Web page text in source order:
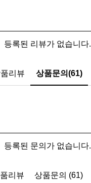
등록된 리뷰가 없습니다.
리뷰 상품문의(61)
등록된 문의가 없습니다.
리뷰 상품문의 (61)